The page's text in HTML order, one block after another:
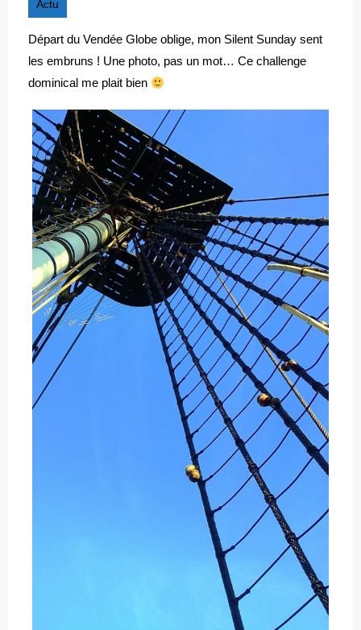
Actu
Départ du Vendée Globe oblige, mon Silent Sunday sent
les embruns ! Une photo, pas un mot… Ce challenge
dominical me plait bien